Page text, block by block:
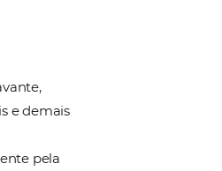
ou “Contratante”,
a adesão da Licenciada